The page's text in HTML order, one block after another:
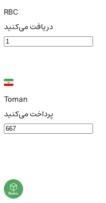
RBC
دریافت می‌کنید
Toman
پرداخت می‌کنید